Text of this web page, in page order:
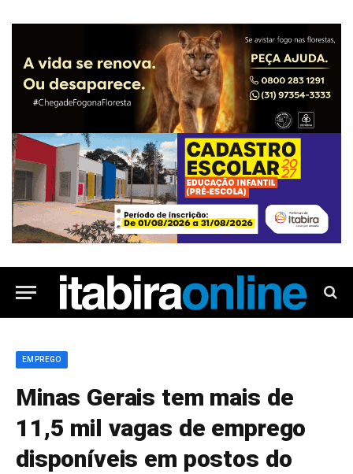
EMPREGO
Minas Gerais tem mais de
11,5 mil vagas de emprego
disponíveis em postos do